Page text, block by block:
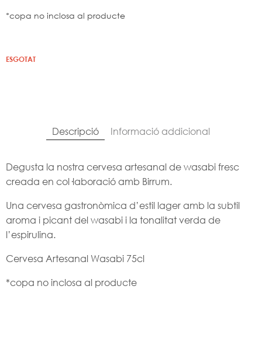
*copa no inclosa al producte
ESGOTAT
Descripció Informació addicional
Degusta la nostra cervesa artesanal de wasabi fresc
creada en col·laboració amb Birrum.
Una cervesa gastronòmica d’estil lager amb la subtil
aroma i picant del wasabi i la tonalitat verda de
l’espirulina.
Cervesa Artesanal Wasabi 75cl
*copa no inclosa al producte